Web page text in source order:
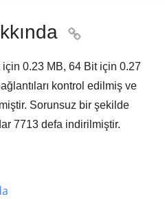

için 0.23 MB, 64 Bit için 0.27
kontrol edilmiş ve
Sorunsuz bir şekilde
7713 defa indirilmiştir.